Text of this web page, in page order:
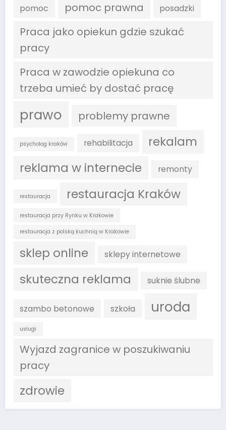
pomoc pomoc prawna posadzki
Praca jako opiekun gdzie szukać
pracy
Praca w zawodzie opiekuna co
trzeba umieć by dostać pracę
prawo problemy prawne
psycholog kraków rehabilitacja
rekalam
reklama w internecie
remonty
restauracja restauracja Kraków
restauracja przy Rynku w Krakowie
restauracja z polską kuchnią w Krakowie
sklep online sklepy internetowe
skuteczna reklama suknie ślubne
szambo betonowe szkoła uroda
usługi
Wyjazd zagranice w poszukiwaniu
pracy
zdrowie